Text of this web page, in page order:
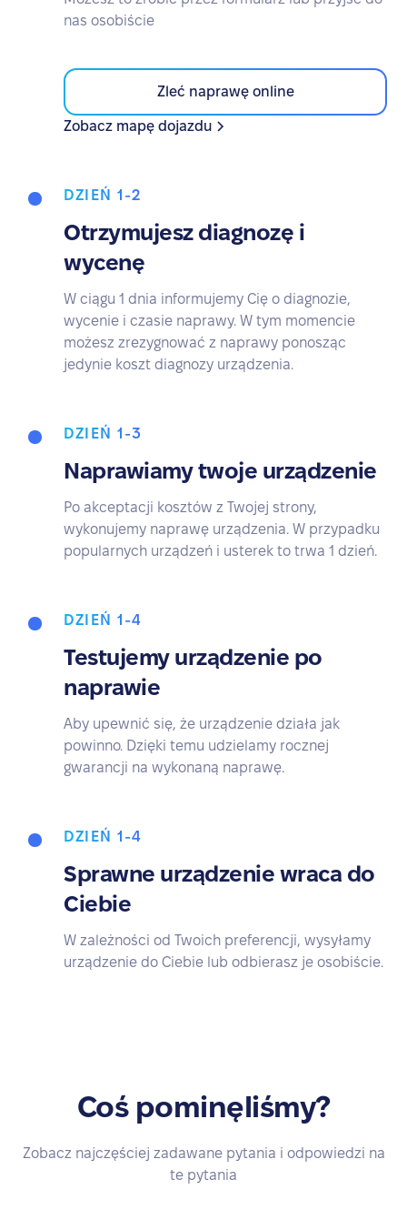
nas osobiście
Zleć naprawę online
Zobacz mapę dojazdu
DZIEŃ 1-2
Otrzymujesz diagnozę i
wycenę
W ciągu 1 dnia informujemy Cię o diagnozie,
wycenie i czasie naprawy. W tym momencie
możesz zrezygnować z naprawy ponosząc
jedynie koszt diagnozy urządzenia.
DZIEŃ 1-3
Naprawiamy twoje urządzenie
Po akceptacji kosztów z Twojej strony,
wykonujemy naprawę urządzenia. W przypadku
popularnych urządzeń i usterek to trwa 1 dzień.
DZIEŃ 1-4
Testujemy urządzenie po
naprawie
Aby upewnić się, że urządzenie działa jak
powinno. Dzięki temu udzielamy rocznej
gwarancji na wykonaną naprawę.
DZIEŃ 1-4
Sprawne urządzenie wraca do
Ciebie
W zależności od Twoich preferencji, wysyłamy
urządzenie do Ciebie lub odbierasz je osobiście.
Coś pominęliśmy?
Zobacz najczęściej zadawane pytania i odpowiedzi na
te pytania